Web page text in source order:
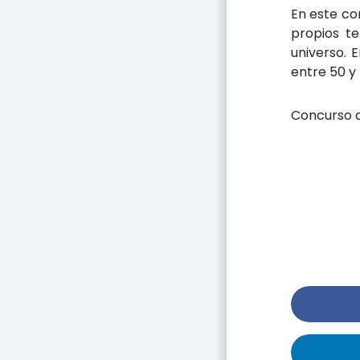
En este
propios
universo.
entre 50 y
Concurso